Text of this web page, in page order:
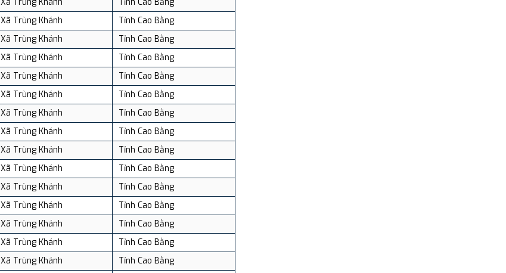
Xã Trùng Khánh
Tỉnh Cao Bằng
Xã Trùng Khánh
Tỉnh Cao Bằng
Xã Trùng Khánh
Tỉnh Cao Bằng
Xã Trùng Khánh
Tỉnh Cao Bằng
Xã Trùng Khánh
Tỉnh Cao Bằng
Xã Trùng Khánh
Tỉnh Cao Bằng
Xã Trùng Khánh
Tỉnh Cao Bằng
Xã Trùng Khánh
Tỉnh Cao Bằng
Xã Trùng Khánh
Tỉnh Cao Bằng
Xã Trùng Khánh
Tỉnh Cao Bằng
Xã Trùng Khánh
Tỉnh Cao Bằng
Xã Trùng Khánh
Tỉnh Cao Bằng
Xã Trùng Khánh
Tỉnh Cao Bằng
Xã Trùng Khánh
Tỉnh Cao Bằng